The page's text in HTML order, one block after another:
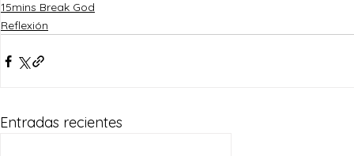
15mins Break God
Reflexión
Entradas recientes